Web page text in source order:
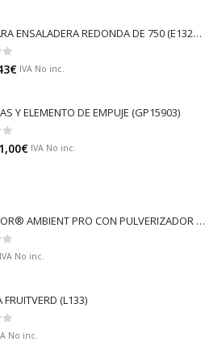
TAPA PARA ENSALADERA REDONDA DE 750 (E132NT)
5 € IVA No inc.
Y ELEMENTO DE EMPUJE (GP15903)
€ IVA No inc.
MICRODOR® AMBIENT PRO CON PULVERIZADOR (LB08)
IVA No inc.
FRUITVERD (L133)
No inc.